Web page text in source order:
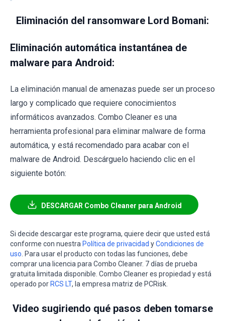
Eliminación del ransomware Lord Bomani:
Eliminación automática instantánea de
malware para Android:
La eliminación manual de amenazas puede ser un proceso
largo y complicado que requiere conocimientos
informáticos avanzados. Combo Cleaner es una
herramienta profesional para eliminar malware de forma
automática, y está recomendado para acabar con el
malware de Android. Descárguelo haciendo clic en el
siguiente botón:
DESCARGAR Combo Cleaner para Android
Si decide descargar este programa, quiere decir que usted está
conforme con nuestra Política de privacidad yCondiciones de
uso. Para usar el producto con todas las funciones, debe
comprar una licencia para Combo Cleaner. 7 días de prueba
gratuita limitada disponible. Combo Cleaner es propiedad y está
operado por RCS LT, la empresa matriz de PCRisk.
Video sugiriendo qué pasos deben tomarse